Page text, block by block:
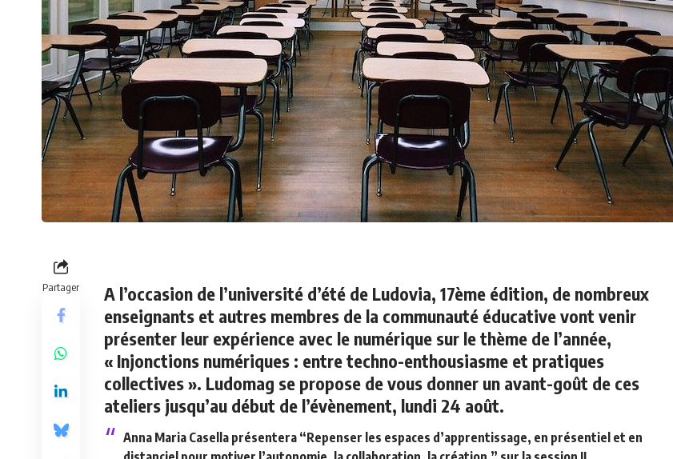
Partager
A l’occasion de l’université d’été de Ludovia, 17ème édition, de nombreux
enseignants et autres membres de la communauté éducative vont venir
présenter leur expérience avec le numérique sur le thème de l’année,
« Injonctions numériques : entre techno-enthousiasme et pratiques
collectives ». Ludomag se propose de vous donner un avant-goût de ces
ateliers jusqu’au début de l’évènement, lundi 24 août.
Anna Maria Casella présentera “Repenser les espaces d’apprentissage, en présentiel et en